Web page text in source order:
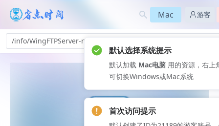
Mac 游客
/info/WingFTPServer-rv_300
默认选择系统提示
默认加载 Mac电脑 用的资源，右上
可切换Windows或Mac系统
首次访问提示